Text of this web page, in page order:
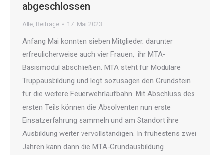
abgeschlossen
Alle, Beiträge 17. Mai 2023
Anfang Mai konnten sieben Mitglieder, darunter
erfreulicherweise auch vier Frauen, ihr MTA-
Basismodul abschließen. MTA steht für Modulare
Truppausbildung und legt sozusagen den Grundstein
für die weitere Feuerwehrlaufbahn. Mit Abschluss des
ersten Teils können die Absolventen nun erste
Einsatzerfahrung sammeln und am Standort ihre
Ausbildung weiter vervollständigen. In frühestens zwei
Jahren kann dann die MTA-Grundausbildung